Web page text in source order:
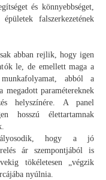
és könnyebbséget,
falszerkezetének
abban rejlik, hogy igen
le, de emellett maga a
abból a
megadott paramétereknek
helyszínére. A panel
hosszú élettartamnak
hogy a jó
ár szempontjából is
tökéletesen „végzik
nyúlnia.